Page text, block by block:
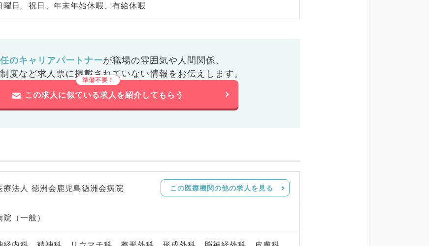
曜日、祝日、年末年始休暇、有給休暇
のキャリアパートナーが職場の雰囲気や人間関係、
度など求人票に掲載されていない情報をお伝えします。
この求人に似ている求人を紹介してもらう
療法人 徳洲会鹿児島徳洲会病院 この医療機関の他の求人を見る
院（一般）